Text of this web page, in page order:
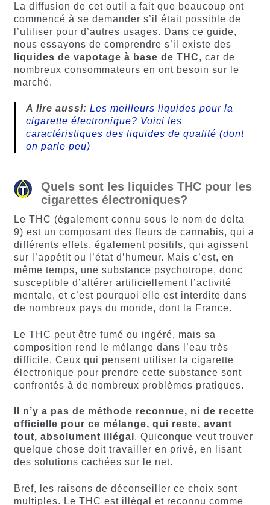
La diffusion de cet outil a fait que beaucoup ont
commencé à se demander s’il était possible de
l’utiliser pour d’autres usages. Dans ce guide,
nous essayons de comprendre s’il existe des
liquides de vapotage à base de THC, car de
nombreux consommateurs en ont besoin sur le
marché.
A lire aussi: Les meilleurs liquides pour la
cigarette électronique? Voici les
caractéristiques des liquides de qualité (dont
on parle peu)
Quels sont les liquides THC pour les
cigarettes électroniques?
Le THC (également connu sous le nom de delta
9) est un composant des fleurs de cannabis, qui a
différents effets, également positifs, qui agissent
sur l’appétit ou l’état d’humeur. Mais c’est, en
même temps, une substance psychotrope, donc
susceptible d’altérer artificiellement l’activité
mentale, et c’est pourquoi elle est interdite dans
de nombreux pays du monde, dont la France.
Le THC peut être fumé ou ingéré, mais sa
composition rend le mélange dans l’eau très
difficile. Ceux qui pensent utiliser la cigarette
électronique pour prendre cette substance sont
confrontés à de nombreux problèmes pratiques.
Il n’y a pas de méthode reconnue, ni de recette
officielle pour ce mélange, qui reste, avant
tout, absolument illégal . Quiconque veut trouver
quelque chose doit travailler en privé, en lisant
des solutions cachées sur le net.
Bref, les raisons de déconseiller ce choix sont
multiples. Le THC est illégal et reconnu comme